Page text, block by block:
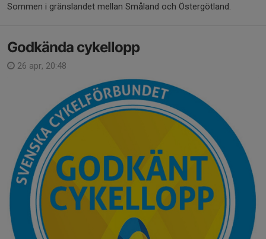
Sommen i gränslandet mellan Småland och Östergötland.
Godkända cykellopp
26 apr, 20:48